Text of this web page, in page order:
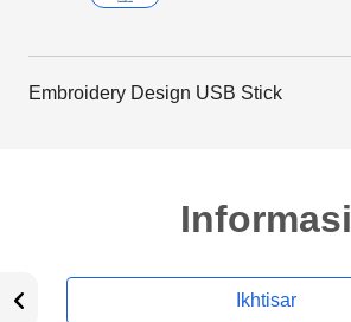
Embroidery Design USB Stick
Informasi
Ikhtisar